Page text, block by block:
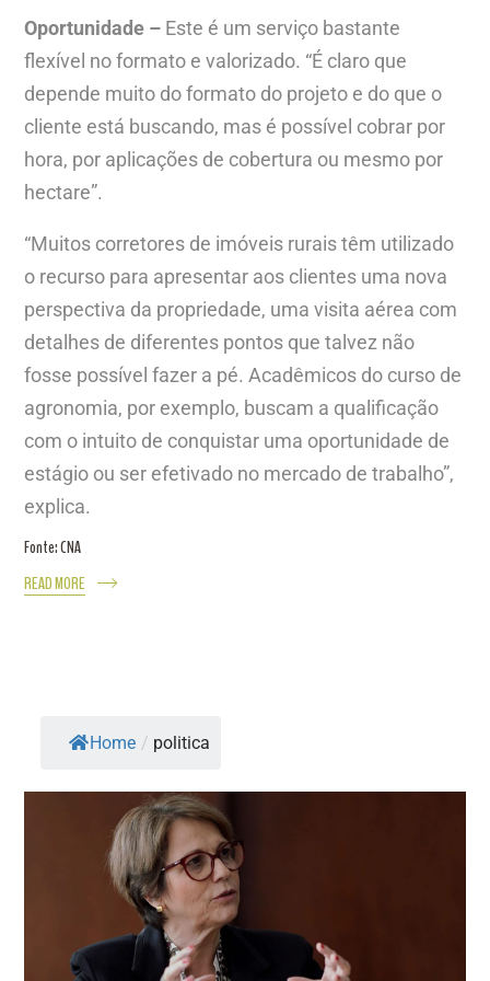
Oportunidade – Este é um serviço bastante
flexível no formato e valorizado. “É claro que
depende muito do formato do projeto e do que o
cliente está buscando, mas é possível cobrar por
hora, por aplicações de cobertura ou mesmo por
hectare”.
“Muitos corretores de imóveis rurais têm utilizado
o recurso para apresentar aos clientes uma nova
perspectiva da propriedade, uma visita aérea com
detalhes de diferentes pontos que talvez não
fosse possível fazer a pé. Acadêmicos do curso de
agronomia, por exemplo, buscam a qualificação
com o intuito de conquistar uma oportunidade de
estágio ou ser efetivado no mercado de trabalho”,
explica.
Fonte: CNA
READ MORE
Home / politica